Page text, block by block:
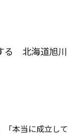

る 北海道旭川
「本当に成立して